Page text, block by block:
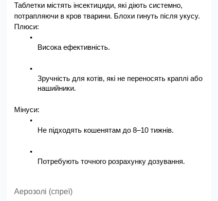
Таблетки містять інсектициди, які діють системно,
потрапляючи в кров тварини. Блохи гинуть після укусу.
Плюси:
Висока ефективність.
Зручність для котів, які не переносять краплі або
нашийники.
Мінуси:
Не підходять кошенятам до 8–10 тижнів.
Потребують точного розрахунку дозування.
Аерозолі (спреї)